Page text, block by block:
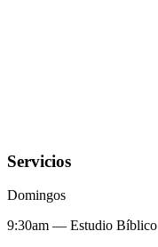
Servicios
Domingos
9:30am — Estudio Bíblico